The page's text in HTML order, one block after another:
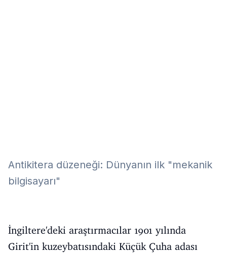
Antikitera düzeneği: Dünyanın ilk "mekanik
bilgisayarı"
İngiltere'deki araştırmacılar 1901 yılında
Girit'in kuzeybatısındaki Küçük Çuha adası